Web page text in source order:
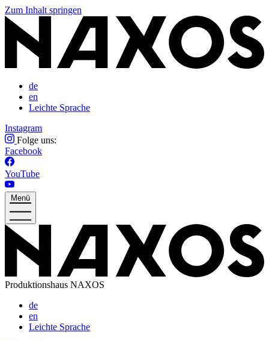
Zum Inhalt springen
de
en
Leichte Sprache
Instagram
Folge uns:
Facebook
YouTube
Menü
Produktionshaus NAXOS
de
en
Leichte Sprache